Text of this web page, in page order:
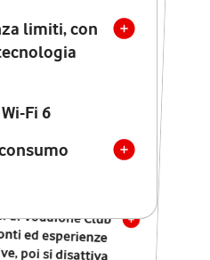
limiti, con
Fi 6
senza limiti, con
tecnologia
Seven con Wi-Fi 7
illimitate verso
fissi e mobili
di Vodafone Club
ed esperienze
poi si disattiva